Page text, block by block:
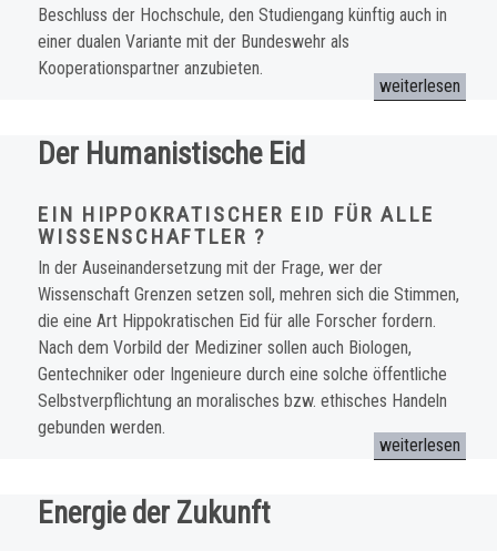
Beschluss der Hochschule, den Studiengang künftig auch in
einer dualen Variante mit der Bundeswehr als
Kooperationspartner anzubieten.
„Offener Brief:
weiterlesen
Der Humanistische Eid
EIN HIPPOKRATISCHER EID FÜR ALLE
WISSENSCHAFTLER ?
In der Auseinandersetzung mit der Frage, wer der
Wissenschaft Grenzen setzen soll, mehren sich die Stimmen,
die eine Art Hippokratischen Eid für alle Forscher fordern.
Nach dem Vorbild der Mediziner sollen auch Biologen,
Gentechniker oder Ingenieure durch eine solche öffentliche
Selbstverpflichtung an moralisches bzw. ethisches Handeln
gebunden werden.
„Der
weiterlesen
Energie der Zukunft